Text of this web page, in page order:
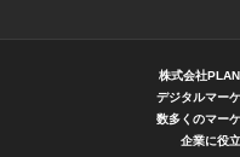
株式会社
デジタルマー
数多くのマー
企業に役